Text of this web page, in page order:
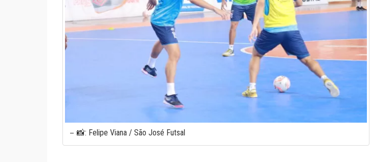
📸: Felipe Viana / São José Futsal